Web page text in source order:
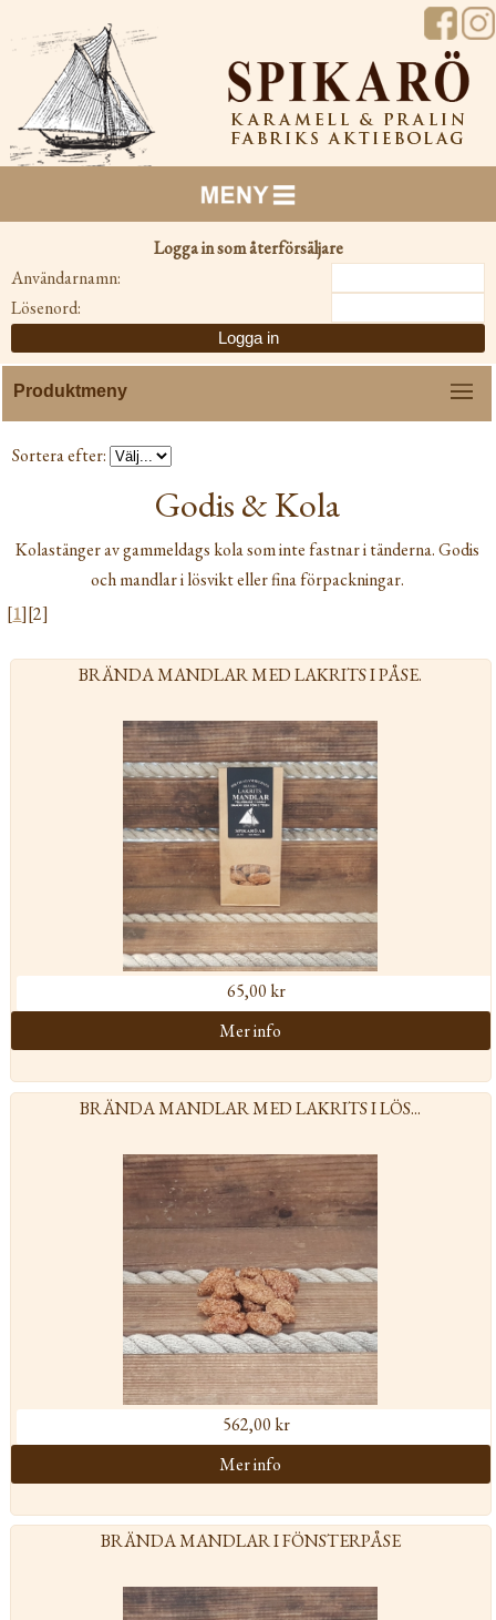
Logga in som återförsäljare
Användarnamn:
Lösenord:
Sortera efter:
Godis & Kola
Kolastänger av gammeldags kola som inte fastnar i tänderna. Godis
och mandlar i lösvikt eller fina förpackningar.
[1][2]
BRÄNDA MANDLAR MED LAKRITS I PÅSE.
65,00 kr
BRÄNDA MANDLAR MED LAKRITS I LÖS...
562,00 kr
BRÄNDA MANDLAR I FÖNSTERPÅSE